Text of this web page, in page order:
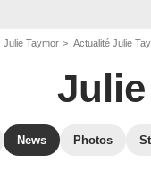
Julie Taymor Actualité Julie
News Photos